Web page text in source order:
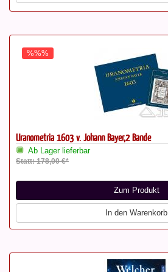
%%%
Uranometria 1603 v. Johann Bayer,2 Bände
Ab Lager lieferbar
Statt: 178,00 €*
Zum Produkt
In den Warenkorb